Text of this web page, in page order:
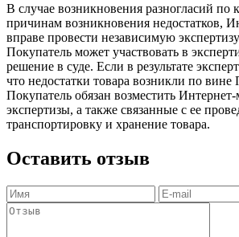
В случае возникновения разногласий по
причинам возникновения недостатков,
вправе провести независимую
Покупатель может участвовать в
решение в суде. Если в результате
что недостатки товара возникли по вине
Покупатель обязан возместить
экспертизы, а также связанные с ее
транспортировку и хранение товара.
Оставить отзыв